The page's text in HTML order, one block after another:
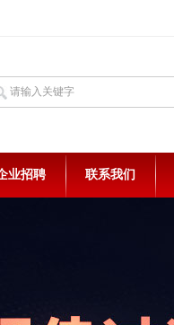
业招聘 联系我们